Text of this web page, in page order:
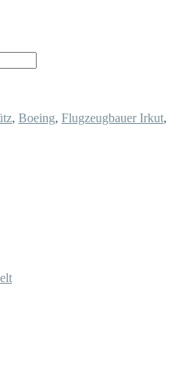
, Boeing, Flugzeugbauer Irkut,